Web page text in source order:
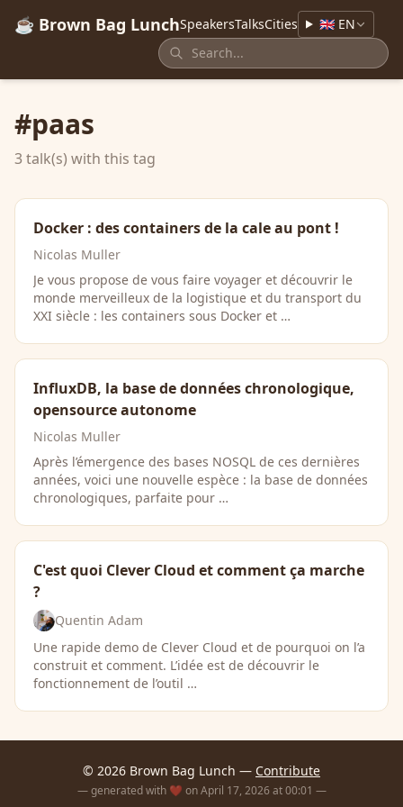
☕ Brown Bag LunchSpeakersTalksCities 🇬🇧 EN
#paas
3 talk(s) with this tag
Docker : des containers de la cale au pont !
Nicolas Muller
Je vous propose de vous faire voyager et découvrir le
monde merveilleux de la logistique et du transport du
XXI siècle : les containers sous Docker et …
InfluxDB, la base de données chronologique,
opensource autonome
Nicolas Muller
Après l’émergence des bases NOSQL de ces dernières
années, voici une nouvelle espèce : la base de données
chronologiques, parfaite pour …
C'est quoi Clever Cloud et comment ça marche
?
Quentin Adam
Une rapide demo de Clever Cloud et de pourquoi on l’a
construit et comment. L’idée est de découvrir le
fonctionnement de l’outil …
© 2026 Brown Bag Lunch — Contribute
— generated with ❤️ on April 17, 2026 at 00:01 —